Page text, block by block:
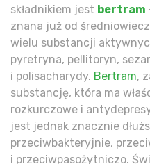
składnikiem jest bertram
znana już od
wielu substancji
pyretryna, pellitoryn,
i polisacharydy. Bertram,
substancję, która ma
rozkurczowe i
jest jednak znacznie
przeciwbakteryjnie,
i przeciwpasożytniczo.